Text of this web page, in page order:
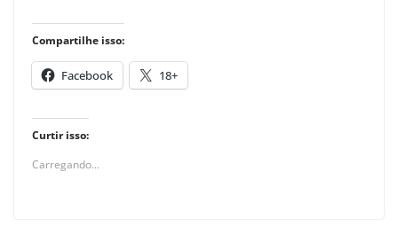
Compartilhe isso:
Facebook 18+
Curtir isso:
Carregando...